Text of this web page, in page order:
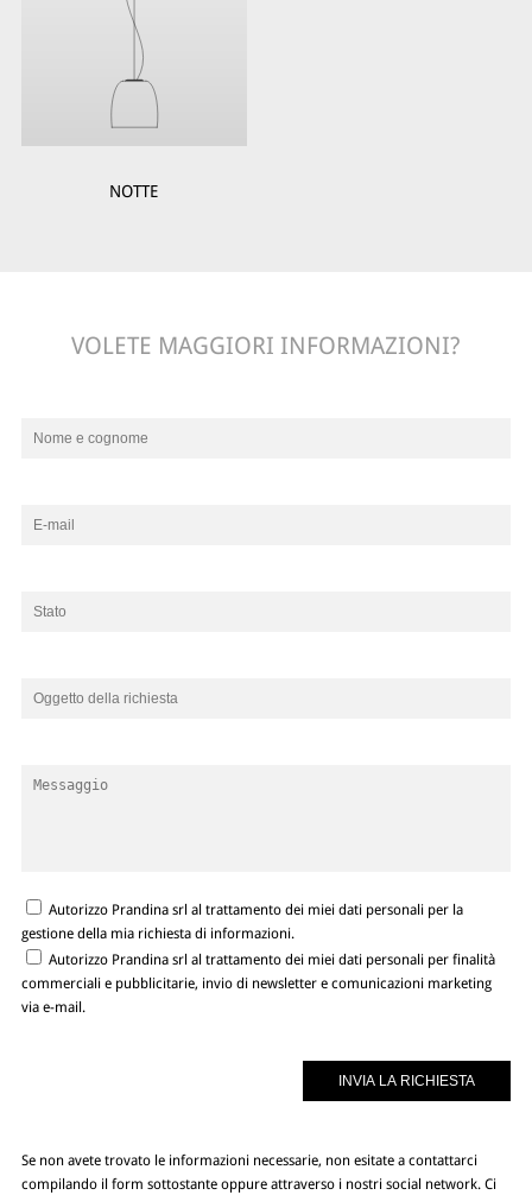
NOTTE
VOLETE MAGGIORI INFORMAZIONI?
Autorizzo Prandina srl al trattamento dei miei dati personali per la
gestione della mia richiesta di informazioni.
Autorizzo Prandina srl al trattamento dei miei dati personali per finalità
commerciali e pubblicitarie, invio di newsletter e comunicazioni marketing
via e-mail.
Se non avete trovato le informazioni necessarie, non esitate a contattarci
compilando il form sottostante oppure attraverso i nostri social network. Ci